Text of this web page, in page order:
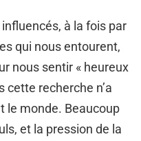
à la fois par
qui nous entourent,
nous sentir « heureux
cette recherche n’a
le monde. Beaucoup
et la pression de la